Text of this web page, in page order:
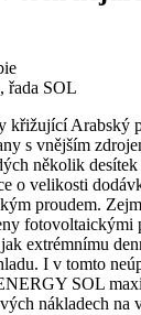
řada SOL
křižující Arabský
s vnějším
několik
o velikosti
proudem.
fotovoltaickými
extrémnímu
I v tomto
SOL
nákladech na